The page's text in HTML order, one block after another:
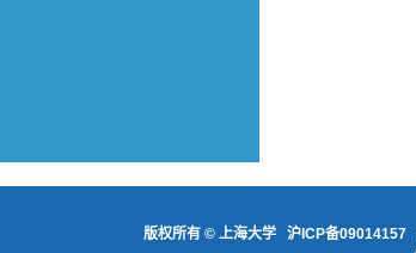
版权所有 ©上海大学 沪ICP备09014157